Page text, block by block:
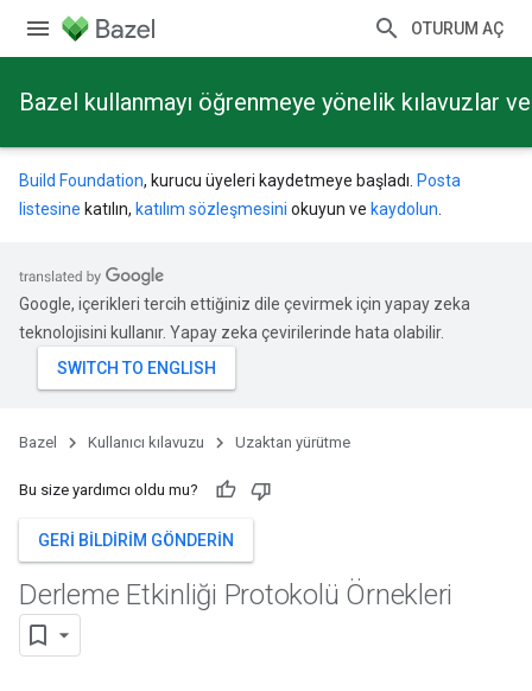
OTURUM AÇ
Bazel kullanmayı öğrenmeye yönelik kılavuzlar
Build Foundation, kurucu üyeleri kaydetmeye başladı. Posta
listesine katılın, katılım sözleşmesini okuyun ve kaydolun
Google, içerikleri tercih ettiğiniz dile çevirmek için yapay zeka
teknolojisini kullanır. Yapay zeka çevirilerinde hata olabilir.
Bazel Kullanıcı kılavuzu Uzaktan yürütme
Bu size yardımcı oldu mu?
GERI BILDIRIM GÖNDERIN
Derleme Etkinliği Protokolü Örnekleri